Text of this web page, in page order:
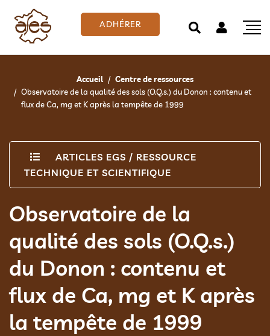
ADHÉRER
Accueil
Centre de ressources
Observatoire de la qualité des sols (O.Q.s.) du Donon : contenu et
flux de Ca, mg et K après la tempête de 1999
ARTICLES EGS / RESSOURCE
TECHNIQUE ET SCIENTIFIQUE
Observatoire de la
qualité des sols (O.Q.s.)
du Donon : contenu et
flux de Ca, mg et K après
la tempête de 1999